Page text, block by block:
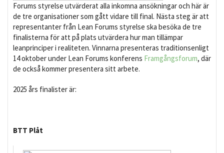
Forums styrelse utvärderat alla inkomna ansökningar och här är
de tre organisationer som gått vidare till final. Nästa steg är att
representanter från Lean Forums styrelse ska besöka de tre
finalisterna för att på plats utvärdera hur man tillämpar
leanprinciper i realiteten. Vinnarna presenteras traditionsenligt
14 oktober under Lean Forums konferens Framgångsforum, där
de också kommer presentera sitt arbete.
2025 års finalister är:
BTT Plåt